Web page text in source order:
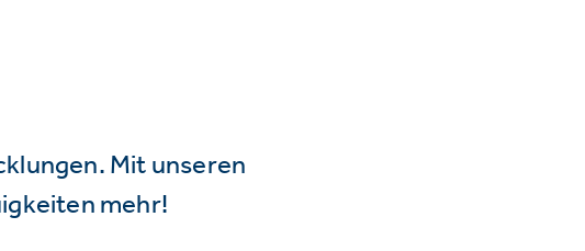
Mit unseren
mehr!